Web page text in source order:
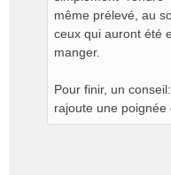
même prélevé, au
ceux qui auront été
manger.
Pour finir, un
rajoute une poignée